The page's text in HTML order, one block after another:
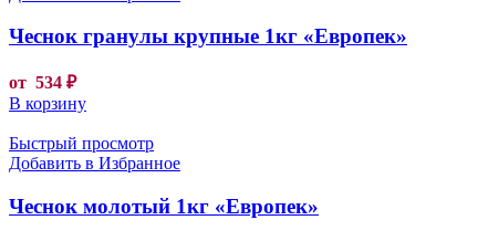
Чеснок гранулы крупные 1кг «Европек»
от 534 ₽
В корзину
Быстрый просмотр
Добавить в Избранное
Чеснок молотый 1кг «Европек»